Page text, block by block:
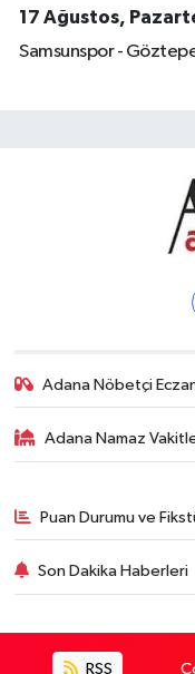
17 Ağustos,
Samsunspor -
Adana Nöbetçi
Adana Namaz
Puan Durumu ve
Son Dakika Haberleri
RSS